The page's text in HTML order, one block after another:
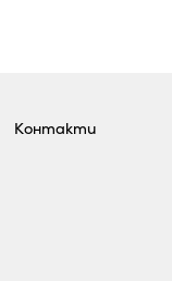
Контакти